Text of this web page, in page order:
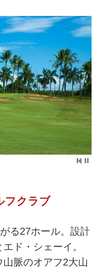
フクラブ
る27ホール。設計
ド・シェーイ。
脈のオアフ2大山